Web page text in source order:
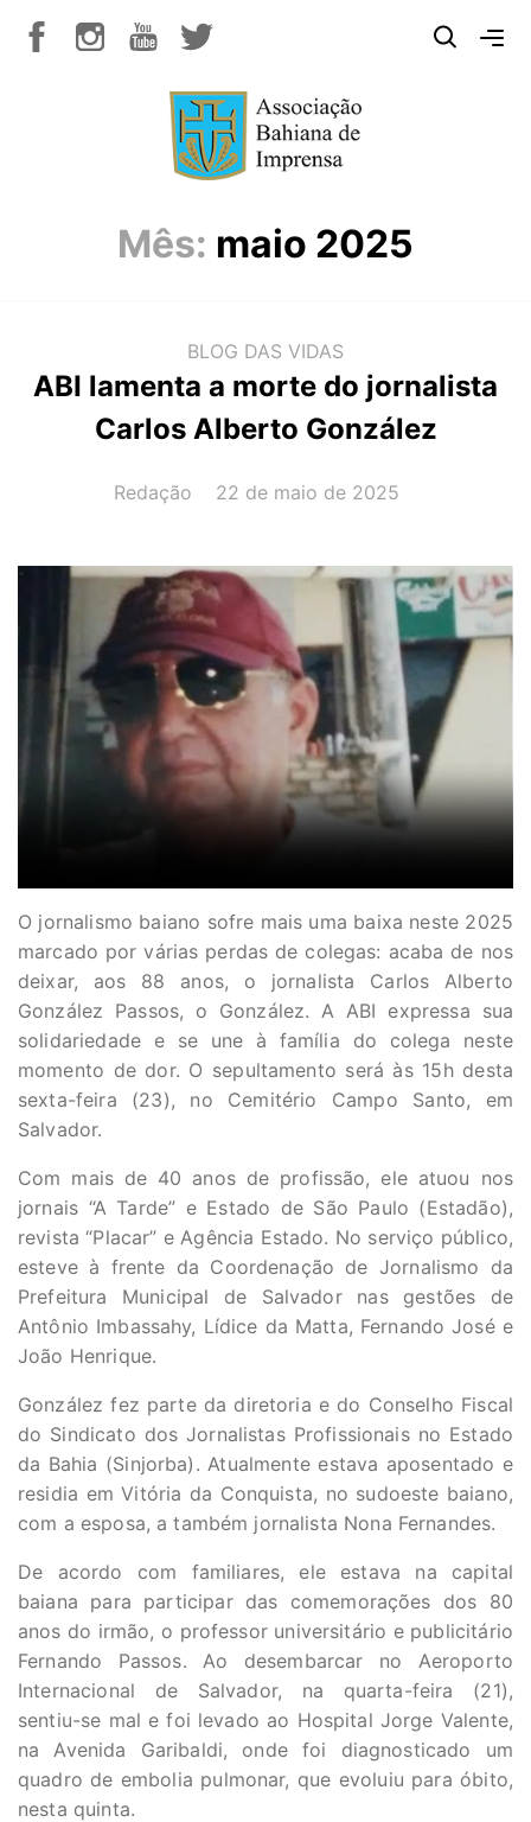
Mês: maio 2025
BLOG DAS VIDAS
ABI lamenta a morte do jornalista
Carlos Alberto González
AUTOR(A):
Redação DATA:
22 de maio de 2025
O jornalismo baiano sofre mais uma baixa neste 2025
marcado por várias perdas de colegas: acaba de nos
deixar, aos 88 anos, o jornalista Carlos Alberto
González Passos, o González. A ABI expressa sua
solidariedade e se une à família do colega neste
momento de dor. O sepultamento será às 15h desta
sexta-feira (23), no Cemitério Campo Santo, em
Salvador.
Com mais de 40 anos de profissão, ele atuou nos
jornais “A Tarde” e Estado de São Paulo (Estadão),
revista “Placar” e Agência Estado. No serviço público,
esteve à frente da Coordenação de Jornalismo da
Prefeitura Municipal de Salvador nas gestões de
Antônio Imbassahy, Lídice da Matta, Fernando José e
João Henrique.
González fez parte da diretoria e do Conselho Fiscal
do Sindicato dos Jornalistas Profissionais no Estado
da Bahia (Sinjorba). Atualmente estava aposentado e
residia em Vitória da Conquista, no sudoeste baiano,
com a esposa, a também jornalista Nona Fernandes.
De acordo com familiares, ele estava na capital
baiana para participar das comemorações dos 80
anos do irmão, o professor universitário e publicitário
Fernando Passos. Ao desembarcar no Aeroporto
Internacional de Salvador, na quarta-feira (21),
sentiu-se mal e foi levado ao Hospital Jorge Valente,
na Avenida Garibaldi, onde foi diagnosticado um
quadro de embolia pulmonar, que evoluiu para óbito,
nesta quinta.